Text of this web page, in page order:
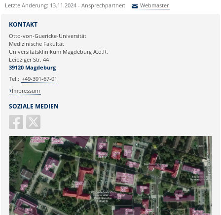
Letzte Änderung: 13.11.2024 - Ansprechpartner: Webmaster
Ihre E-Mailadresse:
Ihr Anliegen:
SOZIALE MEDIEN
KONTAKT
Otto-von-Guericke-Universität
Medizinische Fakultät
Universitätsklinikum Magdeburg A.ö.R.
Leipziger Str. 44
39120 Magdeburg
Tel.: +49-391-67-01
Impressum